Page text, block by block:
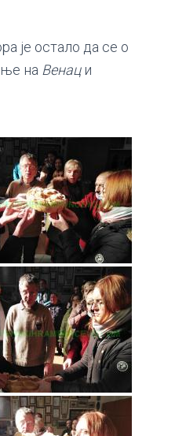
је остало да се о
на Венац и